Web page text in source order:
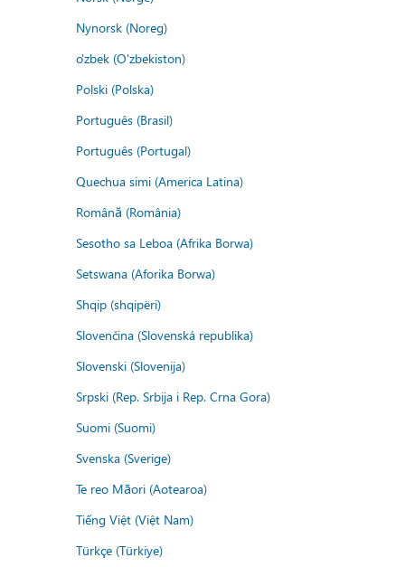
Nynorsk (Noreg)
o'zbek (O'zbekiston)
Polski (Polska)
Português (Brasil)
Português (Portugal)
Quechua simi (America Latina)
Română (România)
Sesotho sa Leboa (Afrika Borwa)
Setswana (Aforika Borwa)
Shqip (shqipëri)
Slovenčina (Slovenská republika)
Slovenski (Slovenija)
Srpski (Rep. Srbija i Rep. Crna Gora)
Suomi (Suomi)
Svenska (Sverige)
Te reo Māori (Aotearoa)
Tiếng Việt (Việt Nam)
Türkçe (Türkiye)